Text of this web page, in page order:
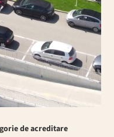
de acreditare